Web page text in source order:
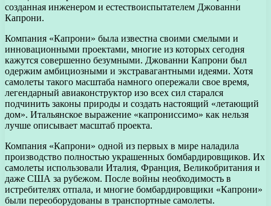
созданная инженером и естествоиспытателем Джованни
Капрони.
Компания «Капрони» была известна своими смелыми и
инновационными проектами, многие из которых сегодня
кажутся совершенно безумными. Джованни Капрони был
одержим амбициозными и экстравагантными идеями. Хотя
самолеты такого масштаба намного опережали свое время,
легендарный авиаконструктор изо всех сил старался
подчинить законы природы и создать настоящий «летающий
дом». Итальянское выражение «капрониссимо» как нельзя
лучше описывает масштаб проекта.
Компания «Капрони» одной из первых в мире наладила
производство полностью украшенных бомбардировщиков. Их
самолеты использовали Италия, Франция, Великобритания и
даже США за рубежом. После войны необходимость в
истребителях отпала, и многие бомбардировщики «Капрони»
были переоборудованы в транспортные самолеты.